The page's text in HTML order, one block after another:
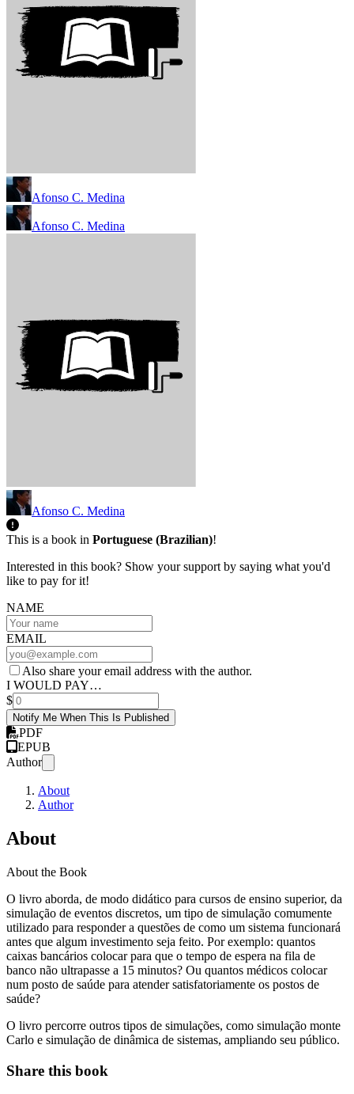
Afonso C. Medina
Afonso C. Medina
Afonso C. Medina
This is a book in Portuguese (Brazilian)!
Interested in this book? Show your support by saying what you'd
like to pay for it!
NAME
EMAIL
Also share your email address with the author.
I WOULD PAY…
$
Notify Me When This Is Published
PDF
EPUB
Author
About
Author
About
About the Book
O livro aborda, de modo didático para cursos de ensino superior, da
simulação de eventos discretos, um tipo de simulação comumente
utilizado para responder a questões de como um sistema funcionará
antes que algum investimento seja feito. Por exemplo: quantos
caixas bancários colocar para que o tempo de espera na fila de
banco não ultrapasse a 15 minutos? Ou quantos médicos colocar
num posto de saúde para atender satisfatoriamente os postos de
saúde?
O livro percorre outros tipos de simulações, como simulação monte
Carlo e simulação de dinâmica de sistemas, ampliando seu público.
Share this book